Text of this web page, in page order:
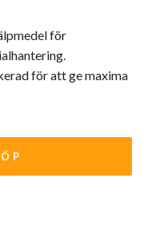
för
för att ge maxima